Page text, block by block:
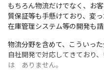
もちろん物流だけでなく、お
質保証等も手懸けており、変
在庫管理システム等の開発も請
物流分野を含めて、こういっ
自社開発で対応してきており
は　ありません。